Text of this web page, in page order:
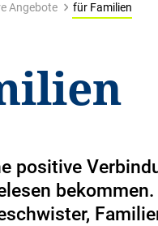
Angebote für Familien
positive